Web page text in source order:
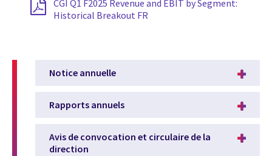
CGI Q1 F2025 Revenue and EBIT by Segment:
Historical Breakout FR
Notice annuelle
Rapports annuels
Avis de convocation et circulaire de la
direction